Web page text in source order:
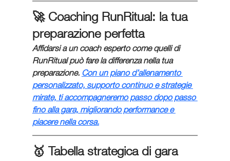
🚀 Coaching RunRitual: la tua
preparazione perfetta
Affidarsi a un coach esperto come quelli di
RunRitual può fare la differenza nella tua
preparazione. Con un piano d’allenamento
personalizzato, supporto continuo e strategie
mirate, ti accompagneremo passo dopo passo
fino alla gara, migliorando performance e
piacere nella corsa.
🥇 Tabella strategica di gara